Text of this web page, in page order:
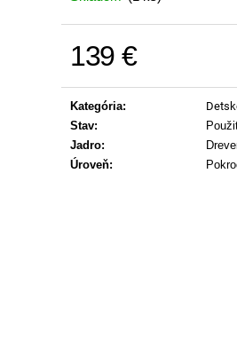
139 €
Kategória:
Stav:
Jadro:
Úroveň: